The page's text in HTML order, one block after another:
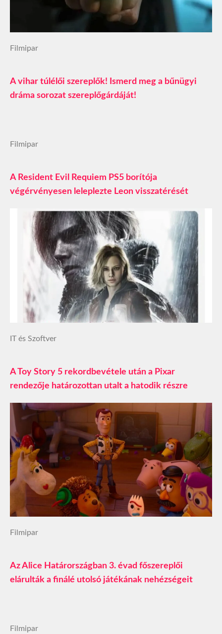
Filmipar
A vihar túlélői szereplők! Ismerd meg a bűnügyi
dráma sorozat szereplőgárdáját!
Filmipar
A Resident Evil Requiem PS5 borítója
végérvényesen leleplezte Leon visszatérését
IT és Szoftver
A Toy Story 5 rekordbevétele után a Pixar
rendezője határozottan utalt a hatodik részre
Filmipar
Az Alice Határországban 3. évad főszereplői
elárulták a finálé utolsó játékának nehézségeit
Filmipar